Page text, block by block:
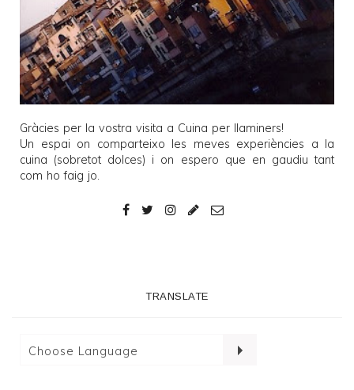
Gràcies per la vostra visita a Cuina per llaminers!
Un espai on comparteixo les meves experiències a la
cuina (sobretot dolces) i on espero que en gaudiu tant
com ho faig jo.
TRANSLATE